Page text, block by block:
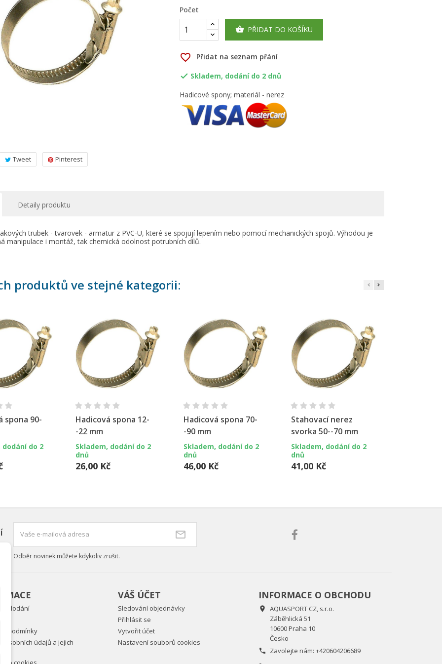
Tweet Pinterest
Počet
 PŘIDAT DO KOŠÍKU
favorite_border Přidat na seznam přání
 Skladem, dodání do 2 dnů
Hadicové spony; materiál - nerez
Detaily produktu
trubek - tvarovek - armatur z PVC-U, které se spojují lepením nebo pomocí mechanických spojů. Výhodou je
manipulace i montáž, tak chemická odolnost potrubních dílů.
produktů ve stejné kategorii:
náhled
spona 90-
dodání do 2
Rychlý náhled
Hadicová spona 12-
-22 mm
Skladem, dodání do 2
dnů
26,00 Kč
Rychlý náhled
Hadicová spona 70-
-90 mm
Skladem, dodání do 2
dnů
46,00 Kč
Rychlý náhled
Stahovací nerez
svorka 50--70 mm
Skladem, dodání do 2
dnů
41,00 Kč
Odběr novinek můžete kdykoliv zrušit.
dodání
podmínky
osobních údajů a jejich
VÁŠ ÚČET
Sledování objednávky
Přihlásit se
Vytvořit účet
Nastavení souborů cookies
INFORMACE O OBCHODU

AQUASPORT CZ, s.r.o.
Záběhlická 51
10600 Praha 10
Česko
 Zavolejte nám: +420604206689
wishlists
seznamu přání
být přihlášen, abyste si mohli výrobky uložit do svého seznamu
Zrušit